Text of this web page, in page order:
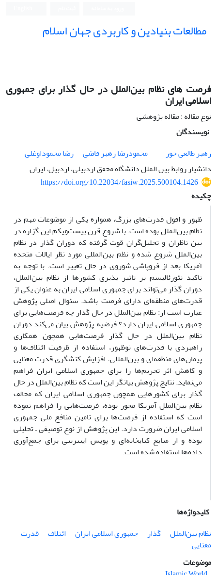
مطالعات بنیادین و کاربردی جهان اسلام
فرصت‌ های نظام بین‌الملل در حال گذار برای جمهوری
اسلامی ایران
نوع مقاله : مقاله پژوهشی
نویسندگان
رهبر طالعی حور
محمودرضا رهبر قاضی
رضا محموداوغلی
دانشیار روابط بین الملل دانشگاه محقق اردبیلی، اردبیل، ایران
https://doi.org/10.22034/fasiw.2025.500104.1426
چکیده
ظهور و افول قدرت‌های بزرگ، همواره یکی از موضوعات مهم در
نظام بین‌الملل بوده است. با شروع قرن بیست‌ویکم این گزاره در
بین ناظران و تحلیل‌گران قوت گرفته که دوران گذار در نظام
بین‌الملل شروع شده و نظم بین‌المللی مورد نظر ایالات متحده
آمریکا بعد از فروپاشی شوروی در حال تغییر است. با توجه به
تاکید نئورئالیسم بر تاثیر پذیری کشورها از نظام بین‌الملل،
دوران گذار می‌تواند برای جمهوری اسلامی ایران به عنوان یکی از
قدرت‌های منطقه‌ای دارای فرصت باشد. سئوال اصلی پژوهش
عبارت است از: نظام بین‌الملل در حال گذار چه فرصت‌هایی برای
جمهوری اسلامی ایران دارد؟ فرضیه پژوهش بیان می‌کند دوران
نظام بین‌الملل در حال گذار فرصت‌هایی همچون همکاری
راهبردی با قدرت‌های نوظهور، استفاده از ظرفیت ائتلاف‌ها و
پیمان‌های منطقه‌ای و بین‌المللی، افزایش کنشگری قدرت معنایی
و کاهش اثر تحریم‌ها را برای جمهوری اسلامی ایران فراهم
می‌نماید. نتایج پژوهش بیانگر این است که نظام بین‌الملل در حال
گذار برای کشورهایی همچون جمهوری اسلامی ایران که مخالف
نظام بین‌الملل آمریکا محور بوده، فرصت‌هایی را فراهم نموده
است که استفاده از فرصت‌ها برای تامین منافع ملی جمهوری
اسلامی ایران ضرورت دارد. این پژوهش از نوع توصیفی – تحلیلی
بوده و از منابع کتابخانه‌ای و پویش اینترنتی برای جمع‌آوری
داده‌ها استفاده شده است.
کلیدواژه‌ها
نظام بین‌الملل
گذار جمهوری اسلامی ایران ائتلاف
قدرت
معنایی
موضوعات